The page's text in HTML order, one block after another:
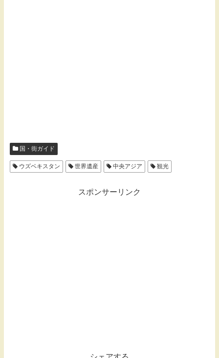
国・街ガイド
ウズベキスタン 世界遺産 中央アジア 観光
スポンサーリンク